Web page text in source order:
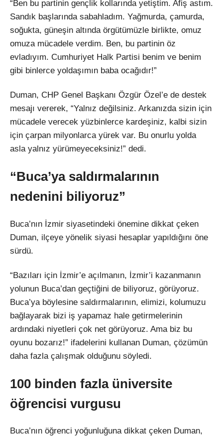
“Ben bu partinin gençlik kollarında yetiştim. Afiş astım.
Sandık başlarında sabahladım. Yağmurda, çamurda,
soğukta, güneşin altında örgütümüzle birlikte, omuz
omuza mücadele verdim. Ben, bu partinin öz
evladıyım. Cumhuriyet Halk Partisi benim ve benim
gibi binlerce yoldaşımın baba ocağıdır!”
Duman, CHP Genel Başkanı Özgür Özel’e de destek
mesajı vererek, “Yalnız değilsiniz. Arkanızda sizin için
mücadele verecek yüzbinlerce kardeşiniz, kalbi sizin
için çarpan milyonlarca yürek var. Bu onurlu yolda
asla yalnız yürümeyeceksiniz!” dedi.
“Buca’ya saldırmalarının
nedenini biliyoruz”
Buca’nın İzmir siyasetindeki önemine dikkat çeken
Duman, ilçeye yönelik siyasi hesaplar yapıldığını öne
sürdü.
“Bazıları için İzmir’e açılmanın, İzmir’i kazanmanın
yolunun Buca’dan geçtiğini de biliyoruz, görüyoruz.
Buca’ya böylesine saldırmalarının, elimizi, kolumuzu
bağlayarak bizi iş yapamaz hale getirmelerinin
ardındaki niyetleri çok net görüyoruz. Ama biz bu
oyunu bozarız!” ifadelerini kullanan Duman, çözümün
daha fazla çalışmak olduğunu söyledi.
100 binden fazla üniversite
öğrencisi vurgusu
Buca’nın öğrenci yoğunluğuna dikkat çeken Duman,